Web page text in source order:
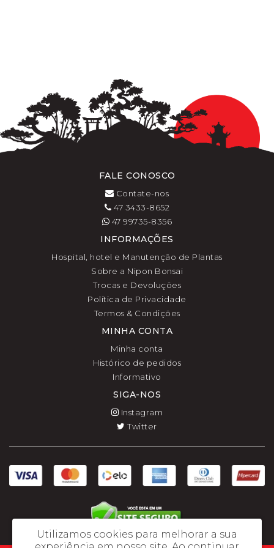
FALE CONOSCO
Contate-nos
47 3433-8652
47 99735-8356
INFORMAÇÕES
Hospital, hotel e Manutenção de Plantas
Sobre a Nipon Bonsai
Trocas e Devoluções
Política de Privacidade
Termos & Condições
MINHA CONTA
Minha conta
Histórico de pedidos
Informativo
SIGA-NOS
Instagram
Twitter
Utilizamos cookies para melhorar a sua